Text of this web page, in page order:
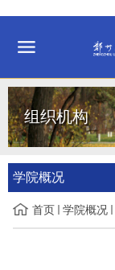
组织机构
学院概况
首页 学院概况